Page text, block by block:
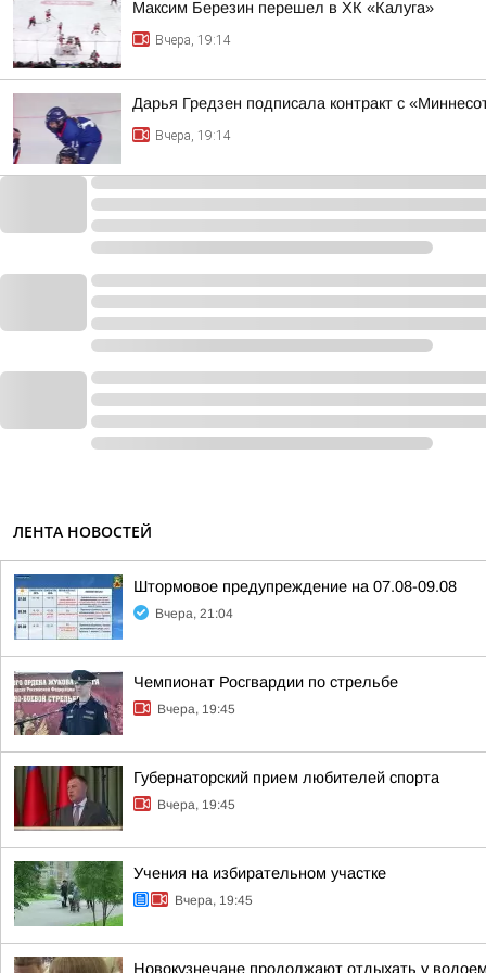
Максим Березин перешел в ХК «Калуга»
Вчера, 19:14
Дарья Гредзен подписала контракт с
Вчера, 19:14
ЛЕНТА НОВОСТЕЙ
Штормовое предупреждение на 07.08-09.08
Вчера, 21:04
Чемпионат Росгвардии по стрельбе
Вчера, 19:45
Губернаторский прием любителей спорта
Вчера, 19:45
Учения на избирательном участке
Вчера, 19:45
Новокузнечане продолжают отдыхать у